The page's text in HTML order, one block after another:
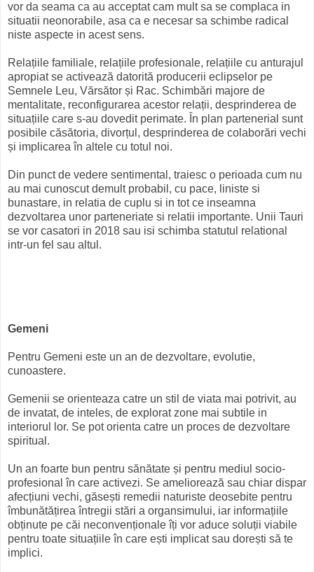
vor da seama ca au acceptat cam mult sa se complaca in
situatii neonorabile, asa ca e necesar sa schimbe radical
niste aspecte in acest sens.
Relațiile familiale, relațiile profesionale, relațiile cu anturajul
apropiat se activează datorită producerii eclipselor pe
Semnele Leu, Vărsător și Rac. Schimbări majore de
mentalitate, reconfigurarea acestor relații, desprinderea de
situațiile care s-au dovedit perimate. În plan partenerial sunt
posibile căsătoria, divorțul, desprinderea de colaborări vechi
și implicarea în altele cu totul noi.
Din punct de vedere sentimental, traiesc o perioada cum nu
au mai cunoscut demult probabil, cu pace, liniste si
bunastare, in relatia de cuplu si in tot ce inseamna
dezvoltarea unor parteneriate si relatii importante. Unii Tauri
se vor casatori in 2018 sau isi schimba statutul relational
intr-un fel sau altul.
Gemeni
Pentru Gemeni este un an de dezvoltare, evolutie,
cunoastere.
Gemenii se orienteaza catre un stil de viata mai potrivit, au
de invatat, de inteles, de explorat zone mai subtile in
interiorul lor. Se pot orienta catre un proces de dezvoltare
spiritual.
Un an foarte bun pentru sănătate și pentru mediul socio-
profesional în care activezi. Se ameliorează sau chiar dispar
afecțiuni vechi, găsești remedii naturiste deosebite pentru
îmbunătățirea întregii stări a organsimului, iar informațiile
obținute pe căi neconvenționale îți vor aduce soluții viabile
pentru toate situațiile în care ești implicat sau dorești să te
implici.